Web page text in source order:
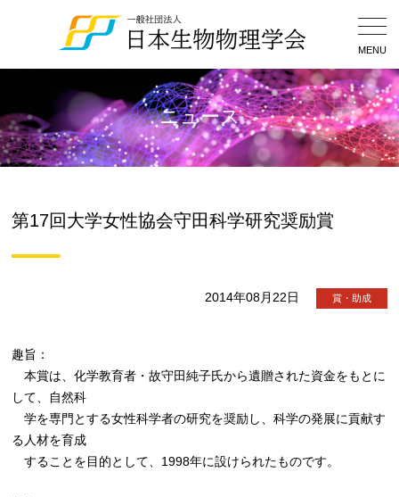
MENU
ニュース
第17回大学女性協会守田科学研究奨励賞
2014年08月22日 賞・助成
趣旨：
本賞は、化学教育者・故守田純子氏から遺贈された資金をもとに
して、自然科
学を専門とする女性科学者の研究を奨励し、科学の発展に貢献す
る人材を育成
することを目的として、1998年に設けられたものです。